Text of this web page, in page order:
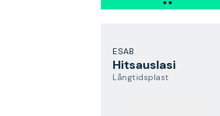
ESAB
Hitsauslasi
Långtidsplast